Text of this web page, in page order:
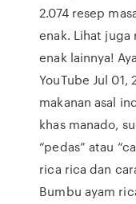
2.074 resep
enak. Lihat juga
enak lainnya!
YouTube Jul 01,
makanan asal
khas manado,
“pedas” atau
rica rica dan
Bumbu ayam